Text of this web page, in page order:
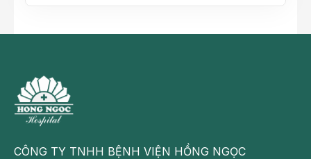
CÔNG TY TNHH BỆNH VIỆN HỒNG NGỌC